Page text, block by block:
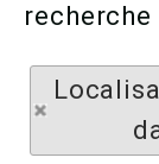
recherche